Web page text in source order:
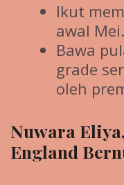
Ikut
awal Mei.
Bawa
grade
oleh
Nuwara
England